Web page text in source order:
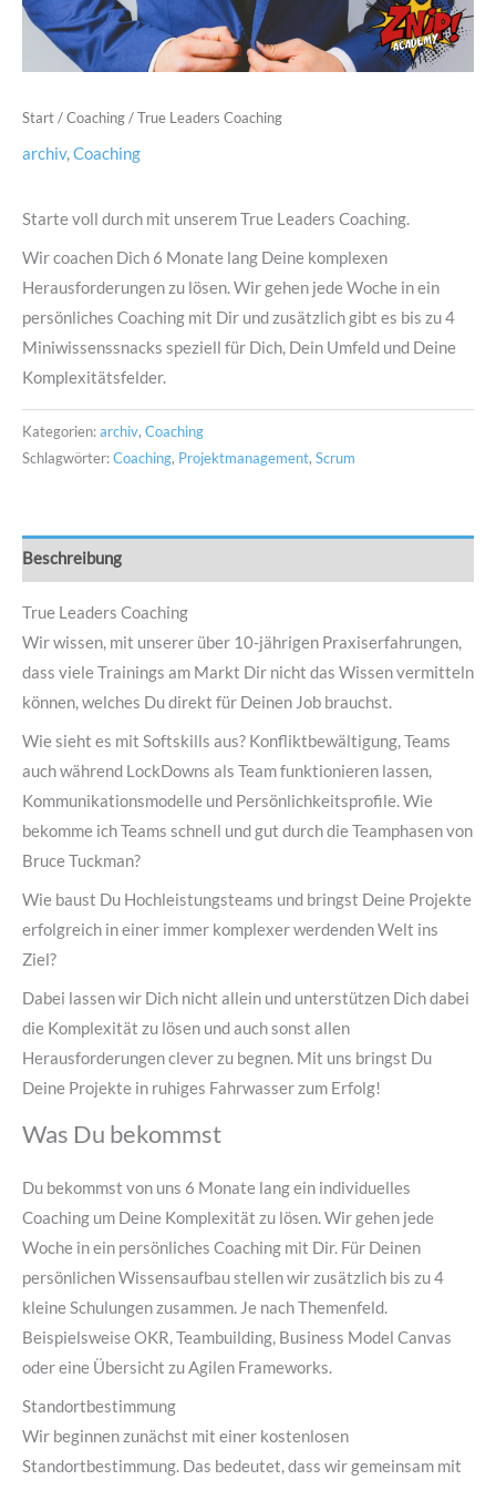
Start/Coaching/ True Leaders Coaching
archiv,Coaching
Starte voll durch mit unserem True Leaders Coaching.
Wir coachen Dich 6 Monate lang Deine komplexen
Herausforderungen zu lösen. Wir gehen jede Woche in ein
persönliches Coaching mit Dir und zusätzlich gibt es bis zu 4
Miniwissenssnacks speziell für Dich, Dein Umfeld und Deine
Komplexitätsfelder.
Kategorien:archiv, Coaching
Schlagwörter:Coaching, Projektmanagement, Scrum
Beschreibung
True Leaders Coaching
Wir wissen, mit unserer über 10-jährigen Praxiserfahrungen,
dass viele Trainings am Markt Dir nicht das Wissen vermitteln
können, welches Du direkt für Deinen Job brauchst.
Wie sieht es mit Softskills aus? Konfliktbewältigung, Teams
auch während LockDowns als Team funktionieren lassen,
Kommunikationsmodelle und Persönlichkeitsprofile. Wie
bekomme ich Teams schnell und gut durch die Teamphasen von
Bruce Tuckman?
Wie baust Du Hochleistungsteams und bringst Deine Projekte
erfolgreich in einer immer komplexer werdenden Welt ins
Ziel?
Dabei lassen wir Dich nicht allein und unterstützen Dich dabei
die Komplexität zu lösen und auch sonst allen
Herausforderungen clever zu begnen. Mit uns bringst Du
Deine Projekte in ruhiges Fahrwasser zum Erfolg!
Was Du bekommst
Du bekommst von uns 6 Monate lang ein individuelles
Coaching um Deine Komplexität zu lösen. Wir gehen jede
Woche in ein persönliches Coaching mit Dir. Für Deinen
persönlichen Wissensaufbau stellen wir zusätzlich bis zu 4
kleine Schulungen zusammen. Je nach Themenfeld.
Beispielsweise OKR, Teambuilding, Business Model Canvas
oder eine Übersicht zu Agilen Frameworks.
Standortbestimmung
Wir beginnen zunächst mit einer kostenlosen
Standortbestimmung. Das bedeutet, dass wir gemeinsam mit